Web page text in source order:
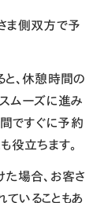
ま側双方で予
、休憩時間の
ムーズに進み
間ですぐに予約
役立ちます。
場合、お客さ
いることもあ